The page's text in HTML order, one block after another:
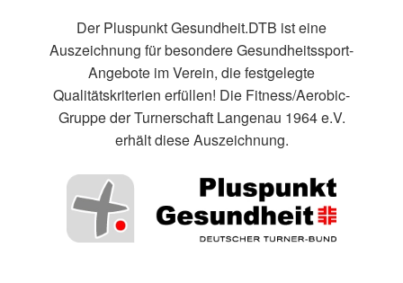
Der Pluspunkt Gesundheit.DTB ist eine
Auszeichnung für besondere Gesundheitssport-
Angebote im Verein, die festgelegte
Qualitätskriterien erfüllen! Die Fitness/Aerobic-
Gruppe der Turnerschaft Langenau 1964 e.V.
erhält diese Auszeichnung.